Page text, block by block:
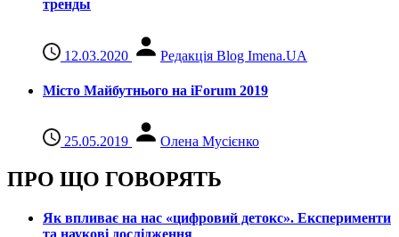
тренды
12.03.2020 Редакція Blog Imena.UA
Місто Майбутнього на iForum 2019
25.05.2019 Олена Мусієнко
ПРО ЩО ГОВОРЯТЬ
Як впливає на нас «цифровий детокс». Експерименти